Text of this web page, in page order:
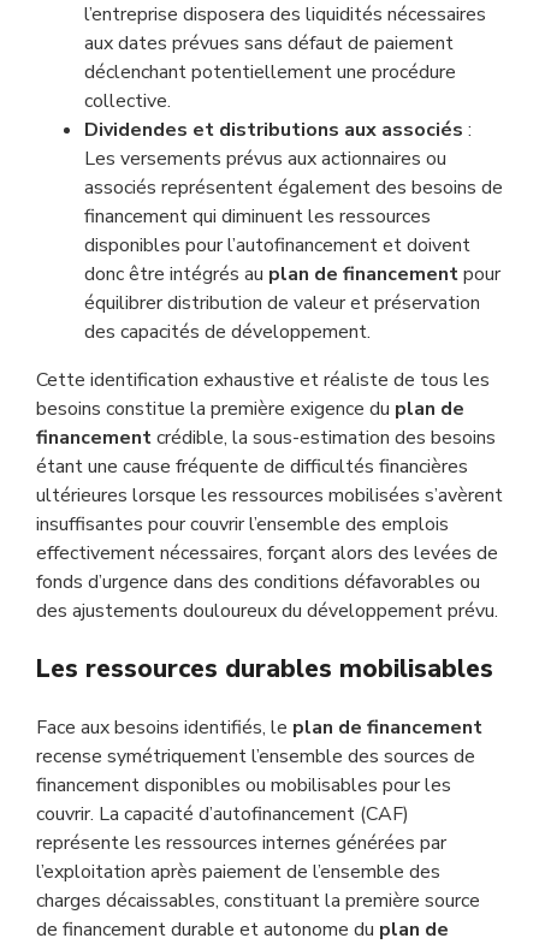
l’entreprise disposera des liquidités nécessaires
aux dates prévues sans défaut de paiement
déclenchant potentiellement une procédure
collective.
Dividendes et distributions aux associés :
Les versements prévus aux actionnaires ou
associés représentent également des besoins de
financement qui diminuent les ressources
disponibles pour l’autofinancement et doivent
donc être intégrés au plan de financementpour
équilibrer distribution de valeur et préservation
des capacités de développement.
Cette identification exhaustive et réaliste de tous les
besoins constitue la première exigence du plan de
financementcrédible, la sous-estimation des besoins
étant une cause fréquente de difficultés financières
ultérieures lorsque les ressources mobilisées s’avèrent
insuffisantes pour couvrir l’ensemble des emplois
effectivement nécessaires, forçant alors des levées de
fonds d’urgence dans des conditions défavorables ou
des ajustements douloureux du développement prévu.
Les ressources durables mobilisables
Face aux besoins identifiés, le plan de financement
recense symétriquement l’ensemble des sources de
financement disponibles ou mobilisables pour les
couvrir. La capacité d’autofinancement (CAF)
représente les ressources internes générées par
l’exploitation après paiement de l’ensemble des
charges décaissables, constituant la première source
de financement durable et autonome du plan de